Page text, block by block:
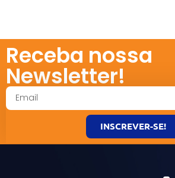
Receba nossa
Newsletter!
INSCREVER-SE!